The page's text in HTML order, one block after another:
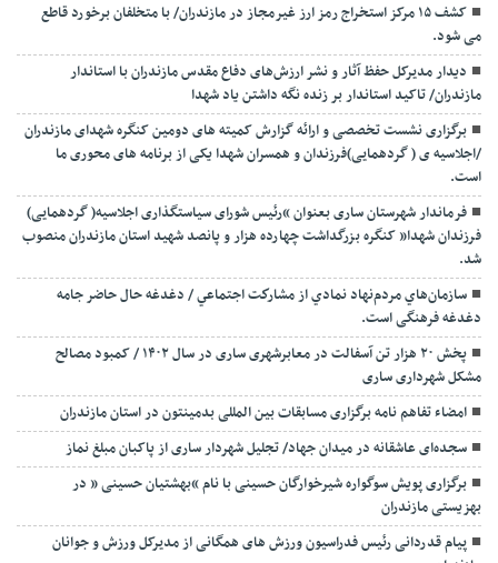
کشف ۱۵ مرکز استخراج رمز ارز غیرمجاز در مازندران/ با متخلفان برخورد قاطع
می شود.
دیدار مدیرکل حفظ آثار و نشر ارزش‌های دفاع مقدس مازندران با استاندار
مازندران/ تاکید استاندار بر زنده نگه داشتن یاد شهدا
برگزاری نشست تخصصی و ارائه گزارش کمیته های دومین کنگره شهدای مازندران
/اجلاسیه ی ( گردهمایی)فرزندان و همسران شهدا یکی از برنامه های محوری ما
است.
فرماندار شهرستان ساری بعنوان “رئیس شورای سیاستگذاری اجلاسیه( گردهمایی)
فرزندان شهدا” کنگره بزرگداشت چهارده هزار و پانصد شهید استان مازندران منصوب
شد.
سازمان‌هاي مردم‌نهاد نمادي از مشاركت اجتماعي / دغدغه حال حاضر جامه
دغدغه فرهنگی است.
پخش ۲۰ هزار تن آسفالت در معابرشهری ساری در سال ۱۴۰۲ / کمبود مصالح
مشکل شهرداری ساری
امضاء تفاهم نامه برگزاری مسابقات بین المللی بدمینتون در استان مازندران
سجده‌ای عاشقانه در میدان جهاد/ تجلیل شهردار ساری از پاکبان مبلغ نماز
برگزاری پویش سوگواره شیرخوارگان حسینی با نام “بهشتیان حسینی ” در
بهزیستی مازندران
پیام قدردانی رئیس فدراسیون ورزش های همگانی از مدیرکل ورزش و جوانان